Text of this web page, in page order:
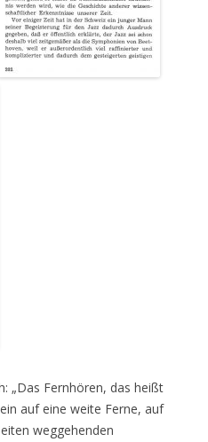
„Das Fernhören, das heißt
auf eine weite Ferne, auf
weggehenden